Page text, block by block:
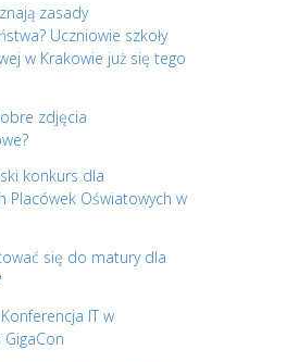
zasady
Uczniowie szkoły
w Krakowie już się tego
zdjęcia
konkurs dla
Placówek Oświatowych w
się do matury dla
IT w